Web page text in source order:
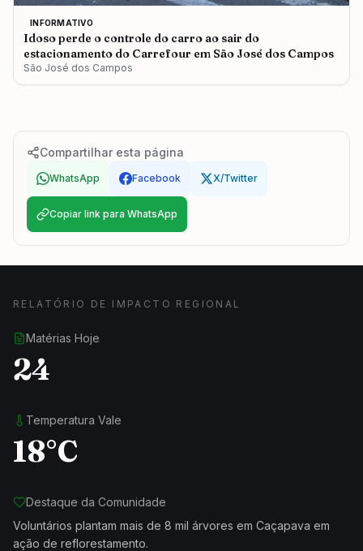
INFORMATIVO
Idoso perde o controle do carro ao sair do
estacionamento do Carrefour em São José dos Campos
São José dos Campos
Compartilhar esta página
WhatsApp Facebook X/Twitter
Copiar link para WhatsApp
RELATÓRIO DE IMPACTO REGIONAL
Matérias Hoje
24
Temperatura Vale
18°C
Destaque da Comunidade
Voluntários plantam mais de 8 mil árvores em Caçapava em
ação de reflorestamento.